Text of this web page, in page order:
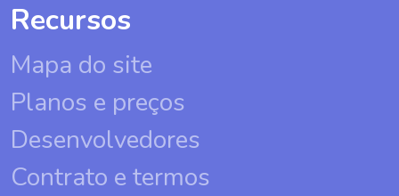
Recursos
Mapa do site
Planos e preços
Desenvolvedores
Contrato e termos